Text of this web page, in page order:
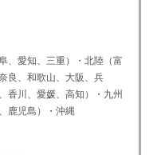
、愛知、三重）・北陸（富
良、和歌山、大阪、兵
香川、愛媛、高知）・九州
鹿児島）・沖縄